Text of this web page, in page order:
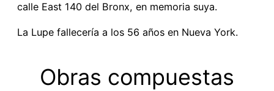
calle East 140 del Bronx, en memoria suya.
La Lupe fallecería a los 56 años en Nueva York.
Obras compuestas